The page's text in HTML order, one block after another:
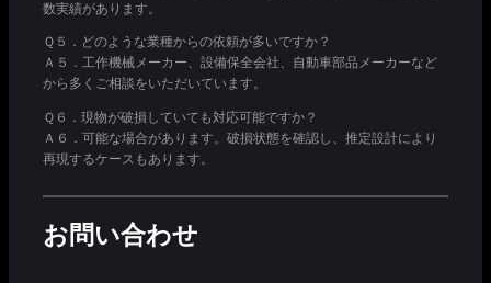
数実績があります。
Ｑ５．どのような業種からの依頼が多いですか？
Ａ５．工作機械メーカー、設備保全会社、自動車部品メーカーなど
から多くご相談をいただいています。
Ｑ６．現物が破損していても対応可能ですか？
Ａ６．可能な場合があります。破損状態を確認し、推定設計により
再現するケースもあります。
お問い合わせ